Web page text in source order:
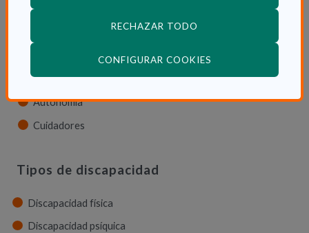
RECHAZAR TODO
CONFIGURAR COOKIES
Trámites
La Ley de dependencia
Ayudas económicas
Autonomía
Cuidadores
Tipos de discapacidad
Discapacidad física
Discapacidad psíquica